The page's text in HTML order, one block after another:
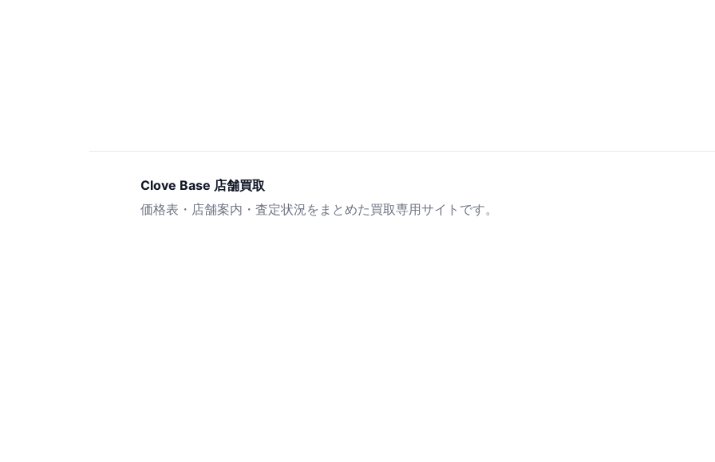
Clove Base 店舗買取
価格表・店舗案内・査定状況をまとめた買取専用サイトです。